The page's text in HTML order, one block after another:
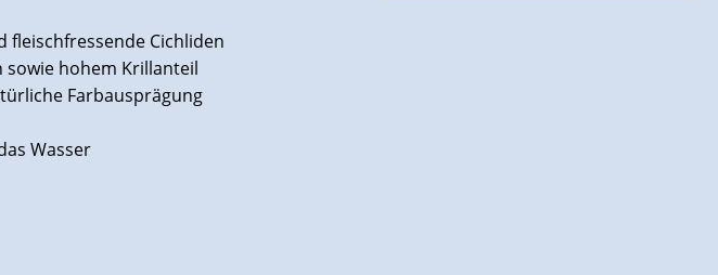
fleischfressende Cichliden
hohem Krillanteil
Farbausprägung
Wasser